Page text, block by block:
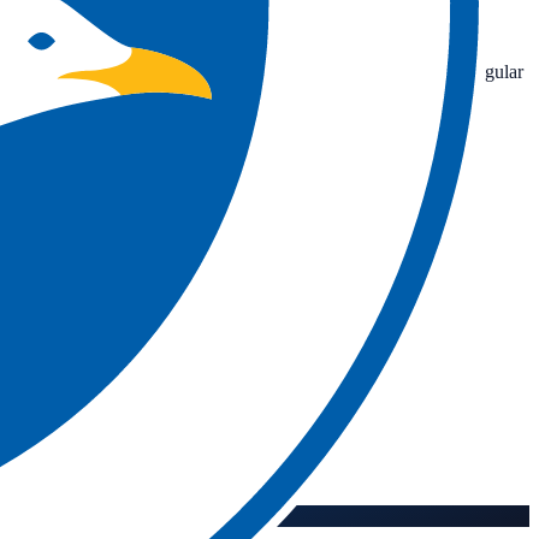
Movistar Plus+; la Premier League no cuenta con emisión regular
en cuanto se programan.